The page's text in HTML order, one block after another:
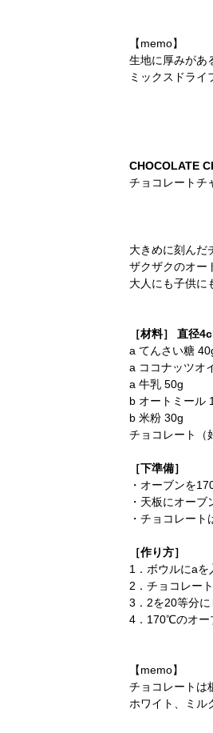
【memo】
生地に厚みがあ
ミックスドライ
CHOCOLATE
チョコレートチ
大きめに刻んだ
ザクザクのオー
大人にも子供に
［材料］ 直径
a てんさい糖
a ココナッツオ
a 牛乳 50g
b オートミール
b 米粉 30g
チョコレート（
［下準備］
・オーブンを
・天板にオーブ
・チョコレート
［作り方］
1．ボウルにaを
2．チョコレー
3．2を20等分に
4．170℃のオー
【memo】
チョコレートは
ホワイト、ミル